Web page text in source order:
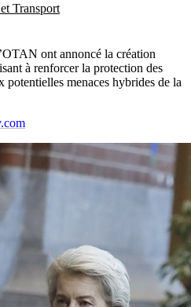
Transport
ont annoncé la création
à renforcer la protection des
potentielles menaces hybrides de la